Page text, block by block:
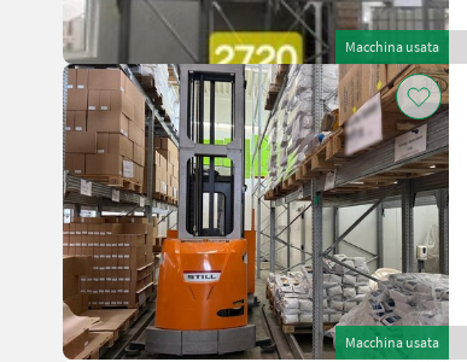
Macchina usata
Macchina usata